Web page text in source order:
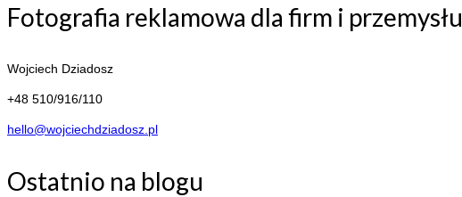
Fotografia reklamowa dla firm i przemysłu
Wojciech Dziadosz
+48 510/916/110
hello@wojciechdziadosz.pl
Ostatnio na blogu